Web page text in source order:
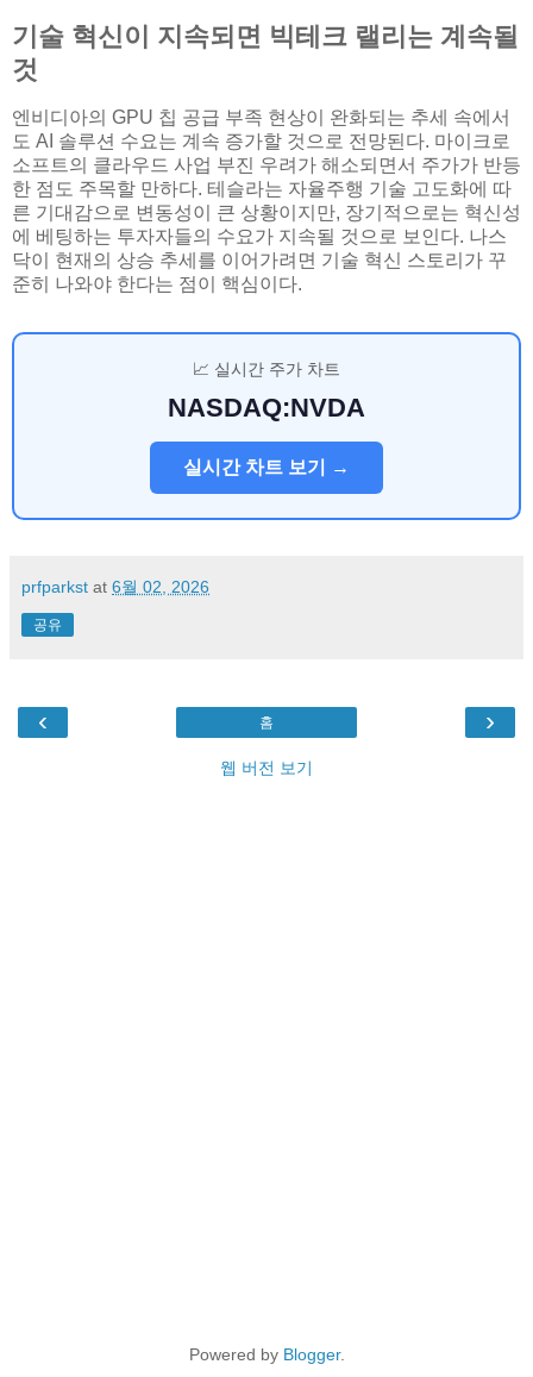
기술 혁신이 지속되면 빅테크 랠리는 계속될
것
엔비디아의 GPU 칩 공급 부족 현상이 완화되는 추세 속에서
도 AI 솔루션 수요는 계속 증가할 것으로 전망된다. 마이크로
소프트의 클라우드 사업 부진 우려가 해소되면서 주가가 반등
한 점도 주목할 만하다. 테슬라는 자율주행 기술 고도화에 따
른 기대감으로 변동성이 큰 상황이지만, 장기적으로는 혁신성
에 베팅하는 투자자들의 수요가 지속될 것으로 보인다. 나스
닥이 현재의 상승 추세를 이어가려면 기술 혁신 스토리가 꾸
준히 나와야 한다는 점이 핵심이다.
📈 실시간 주가 차트
NASDAQ:NVDA
실시간 차트 보기 →
prfparkst at 6월 02, 2026
공유
‹ ›
홈
웹 버전 보기
Powered by Blogger.